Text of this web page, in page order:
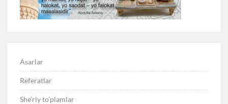
Asarlar
Referatlar
She’riy to’plamlar